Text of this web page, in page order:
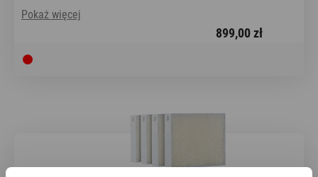
Pokaż więcej
899,00 zł